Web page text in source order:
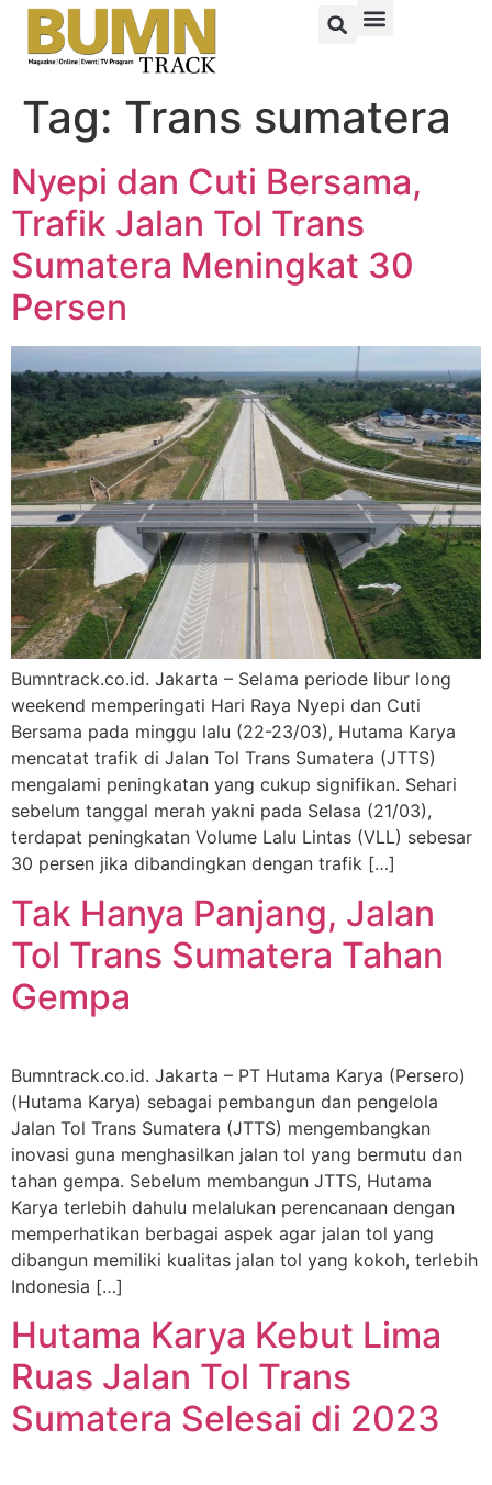
Tag: Trans sumatera
Nyepi dan Cuti Bersama,
Trafik Jalan Tol Trans
Sumatera Meningkat 30
Persen
Bumntrack.co.id. Jakarta – Selama periode libur long
weekend memperingati Hari Raya Nyepi dan Cuti
Bersama pada minggu lalu (22-23/03), Hutama Karya
mencatat trafik di Jalan Tol Trans Sumatera (JTTS)
mengalami peningkatan yang cukup signifikan. Sehari
sebelum tanggal merah yakni pada Selasa (21/03),
terdapat peningkatan Volume Lalu Lintas (VLL) sebesar
30 persen jika dibandingkan dengan trafik […]
Tak Hanya Panjang, Jalan
Tol Trans Sumatera Tahan
Gempa
Bumntrack.co.id. Jakarta – PT Hutama Karya (Persero)
(Hutama Karya) sebagai pembangun dan pengelola
Jalan Tol Trans Sumatera (JTTS) mengembangkan
inovasi guna menghasilkan jalan tol yang bermutu dan
tahan gempa. Sebelum membangun JTTS, Hutama
Karya terlebih dahulu melalukan perencanaan dengan
memperhatikan berbagai aspek agar jalan tol yang
dibangun memiliki kualitas jalan tol yang kokoh, terlebih
Indonesia […]
Hutama Karya Kebut Lima
Ruas Jalan Tol Trans
Sumatera Selesai di 2023